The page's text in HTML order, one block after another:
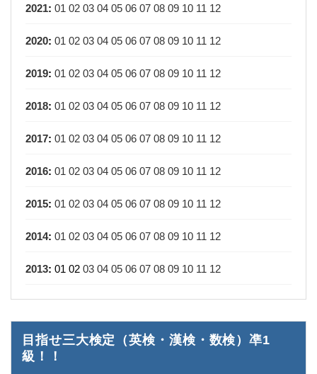
2021: 01 02 03 04 05 06 07 08 09 10 11 12
2020: 01 02 03 04 05 06 07 08 09 10 11 12
2019: 01 02 03 04 05 06 07 08 09 10 11 12
2018: 01 02 03 04 05 06 07 08 09 10 11 12
2017: 01 02 03 04 05 06 07 08 09 10 11 12
2016: 01 02 03 04 05 06 07 08 09 10 11 12
2015: 01 02 03 04 05 06 07 08 09 10 11 12
2014: 01 02 03 04 05 06 07 08 09 10 11 12
2013: 01 02 03 04 05 06 07 08 09 10 11 12
目指せ三大検定（英検・漢検・数検）凖1
級！！